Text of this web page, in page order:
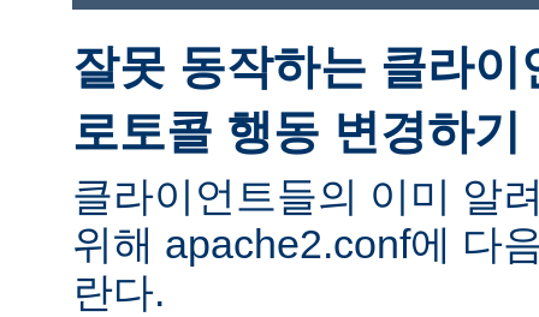
잘못 동작하는 클라
로토콜 행동 변경하기
클라이언트들의 이미 알
위해 apache2.conf에 다
란다.